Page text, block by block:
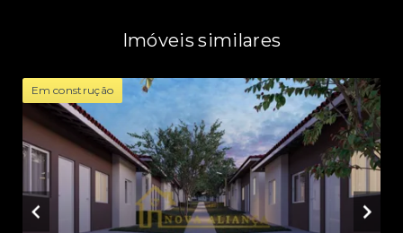
Imóveis similares
Em construção